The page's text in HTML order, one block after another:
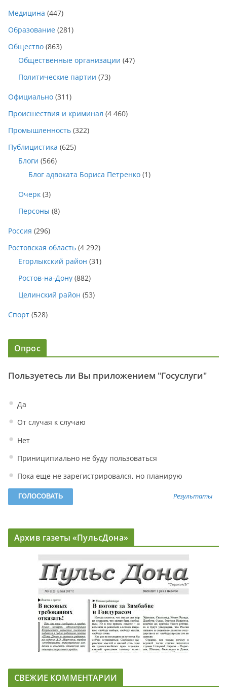
Медицина (447)
Образование (281)
Общество (863)
Общественные организации (47)
Политические партии (73)
Официально (311)
Происшествия и криминал (4 460)
Промышленность (322)
Публицистика (625)
Блоги (566)
Блог адвоката Бориса Петренко (1)
Очерк (3)
Персоны (8)
Россия (296)
Ростовская область (4 292)
Егорлыкский район (31)
Ростов-на-Дону (882)
Целинский район (53)
Спорт (528)
Опрос
Пользуетесь ли Вы приложением "Госуслуги"
Да
От случая к случаю
Нет
Приниципиально не буду пользоваться
Пока еще не зарегистрировался, но планирую
Результаты
Архив газеты «ПульсДона»
СВЕЖИЕ КОММЕНТАРИИ